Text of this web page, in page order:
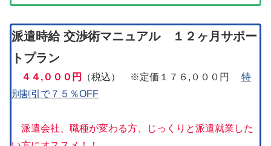
派遣時給 交渉術マニュアル
１２ヶ月サポー
トプラン
４４,０００円 （税込） ※定価１７６,０００円 特
別割引で７５％OFF
派遣会社、職種が変わる方、じっくりと派遣就業した